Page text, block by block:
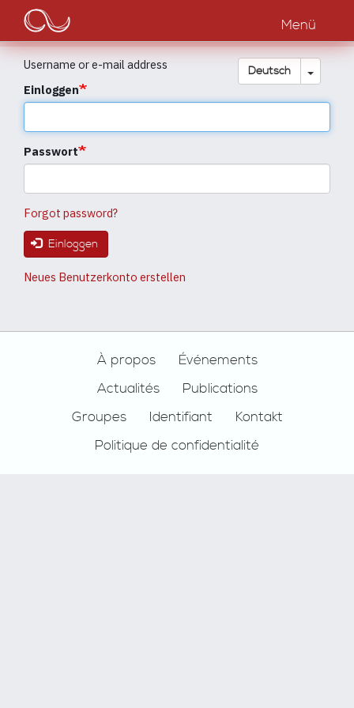
Direkt
Inhalt
Main
navigation
Menü
Deutsch
Username or e-mail address
Einloggen
Passwort
Forgot password?
Einloggen
Neues Benutzerkonto erstellen
À propos
Événements
Actualités
Publications
Groupes
Identifiant
Kontakt
Politique de confidentialité